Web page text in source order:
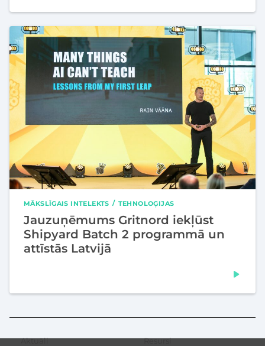
MĀKSLĪGAIS INTELEKTS TEHNOLOĢIJAS
Jauzuņēmums Gritnord iekļūst
Shipyard Batch 2 programmā un
attīstās Latvijā
Aktuāli Resursi